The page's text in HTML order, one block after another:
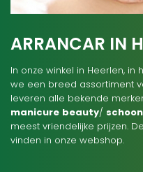
ARRANCAR IN
In onze winkel in Heerlen, in
we een breed assortiment
leveren alle bekende
manicure beauty/
meest vriendelijke prijzen.
vinden in onze webshop.